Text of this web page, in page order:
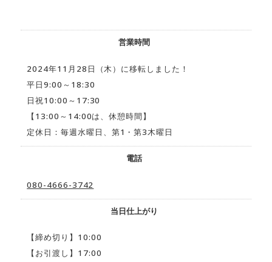
営業時間
2024年11月28日（木）に移転しました！
平日9:00～18:30
日祝10:00～17:30
【13:00～14:00は、休憩時間】
定休日：毎週水曜日、第1・第3木曜日
電話
080-4666-3742
当日仕上がり
【締め切り】10:00
【お引渡し】17:00